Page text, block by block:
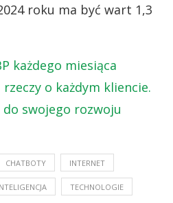
roku ma być wart 1,3
każdego miesiąca
o każdym kliencie.
swojego rozwoju
CHATBOTY INTERNET
TECHNOLOGIE